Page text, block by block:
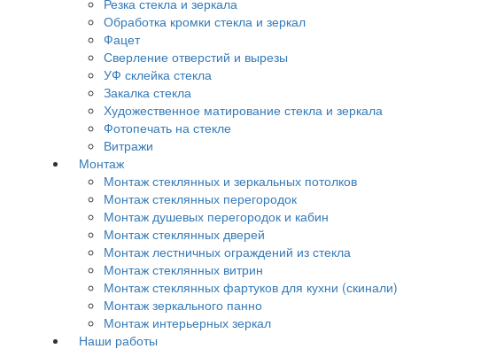
Резка стекла и зеркала
Обработка кромки стекла и зеркал
Фацет
Сверление отверстий и вырезы
УФ склейка стекла
Закалка стекла
Художественное матирование стекла и зеркала
Фотопечать на стекле
Витражи
Монтаж
Монтаж стеклянных и зеркальных потолков
Монтаж стеклянных перегородок
Монтаж душевых перегородок и кабин
Монтаж стеклянных дверей
Монтаж лестничных ограждений из стекла
Монтаж стеклянных витрин
Монтаж стеклянных фартуков для кухни (скинали)
Монтаж зеркального панно
Монтаж интерьерных зеркал
Наши работы